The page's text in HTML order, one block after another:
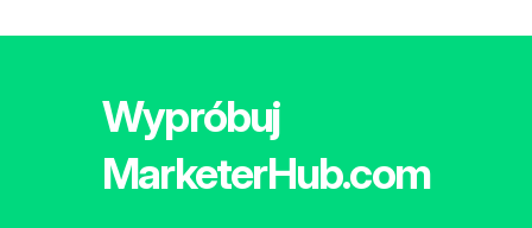
Wypróbuj
MarketerHub.com